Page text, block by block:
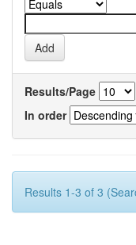
Results/Page
In order
Results 1-3 of 3